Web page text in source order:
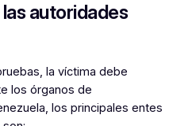
autoridades
la víctima debe
los órganos de
los principales entes